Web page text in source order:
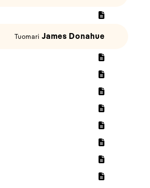
Tuomari James Donahue